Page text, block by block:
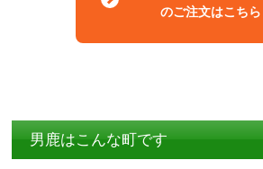
のご注文はこちら
男鹿はこんな町です